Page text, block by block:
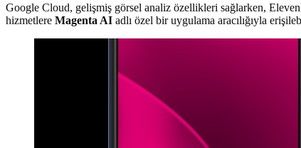
Google Cloud, gelişmiş görsel analiz özellikleri sağlarken,
hizmetlere Magenta AI adlı özel bir uygulama aracılığıyla